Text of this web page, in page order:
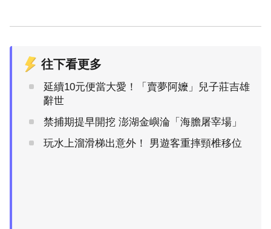
往下看更多
延續10元便當大愛！「賣夢阿嬤」兒子莊吉雄
辭世
禁捕期提早開挖 澎湖金嶼淪「海膽屠宰場」
玩水上溜滑梯出意外！ 男遊客重摔頸椎移位